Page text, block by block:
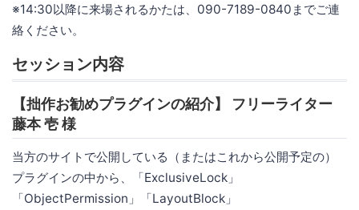
※14:30以降に来場されるかたは、090-7189-0840までご連
絡ください。
セッション内容
【拙作お勧めプラグインの紹介】 フリーライター
藤本 壱 様
当方のサイトで公開している（またはこれから公開予定の）
プラグインの中から、「ExclusiveLock」
「ObjectPermission」「LayoutBlock」